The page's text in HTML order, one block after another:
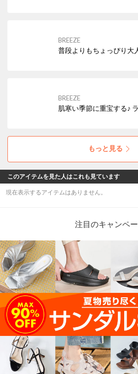
BREEZE
普段よりもちょっぴり大
BREEZE
肌寒い季節に重宝する♪
もっと見る
このアイテムを見た人はこれも見ています
現在表示するアイテムはありません。
注目のキャンペ